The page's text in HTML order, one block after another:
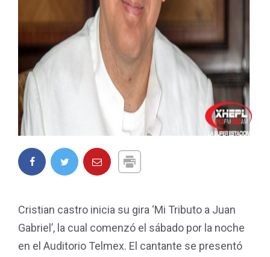
Cristian castro inicia su gira ‘Mi Tributo a Juan
Gabriel’, la cual comenzó el sábado por la noche
en el Auditorio Telmex. El cantante se presentó